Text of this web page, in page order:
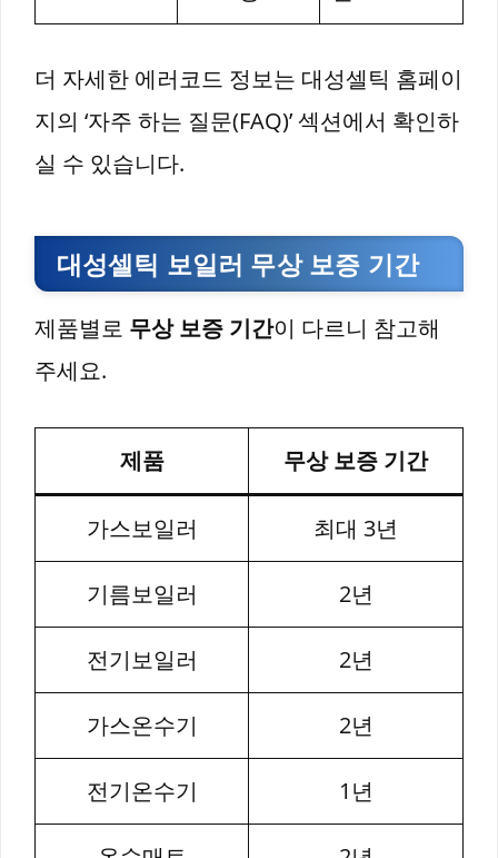
더 자세한 에러코드 정보는 대성셀틱 홈페이
지의 ‘자주 하는 질문(FAQ)’ 섹션에서 확인하
실 수 있습니다.
대성셀틱 보일러 무상 보증 기간
제품별로 무상 보증 기간이 다르니 참고해
주세요.
제품 무상 보증 기간
가스보일러 최대 3년
기름보일러 2년
전기보일러 2년
가스온수기 2년
전기온수기 1년